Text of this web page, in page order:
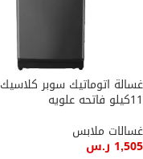
غسالة اتوماتيك سوبر كلاسيك
11كيلو فاتحه علويه
غسالات ملابس
1,505 ر.س